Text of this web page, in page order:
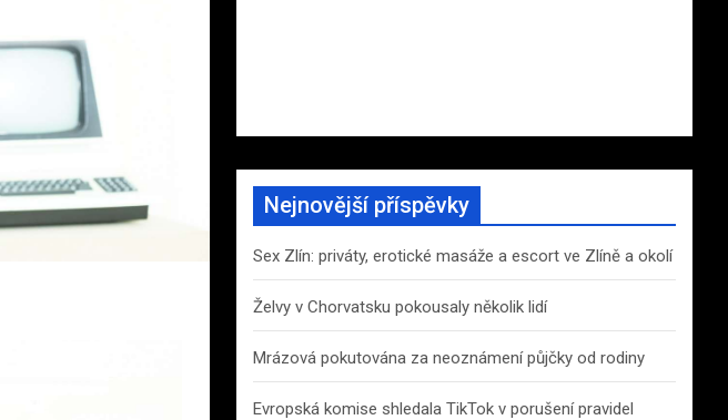
Nejnovější příspěvky
Sex Zlín: priváty, erotické masáže a escort ve Zlíně a okolí
Želvy v Chorvatsku pokousaly několik lidí
Mrázová pokutována za neoznámení půjčky od rodiny
Evropská komise shledala TikTok v porušení pravidel